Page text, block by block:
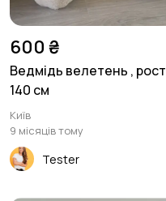
600 ₴
Ведмідь велетень , рост
140 см
Київ
9 місяців тому
Tester